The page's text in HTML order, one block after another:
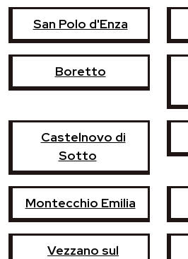
San Polo d'Enza
Boretto
Castelnovo di
Sotto
Montecchio Emilia
Vezzano sul